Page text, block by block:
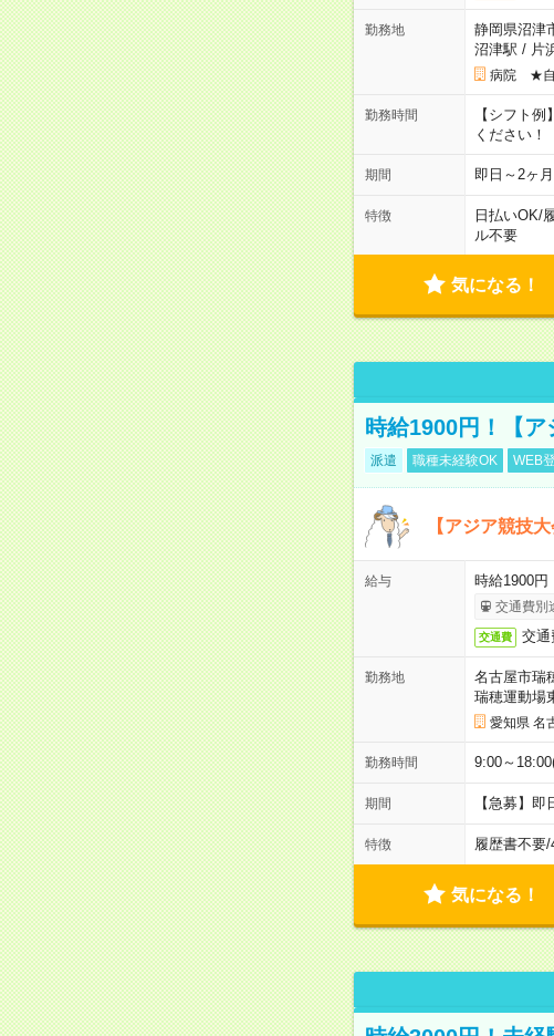
勤務地
静岡県沼津
沼津駅 / 片
病院 ★自
勤務時間
【シフト
ください！
期間 即日～2ヶ
特徴 日払いOK/
ル不要
気になる！
時給1900円！【
派遣 職種未経験OK WEB
【アジア競技
給与 時給1900円
交通費別
交通費 交通
勤務地
名古屋市瑞
瑞穂運動場
愛知県 名
勤務時間 9:00～
期間 【急募】
特徴 履歴書不要/
気になる！